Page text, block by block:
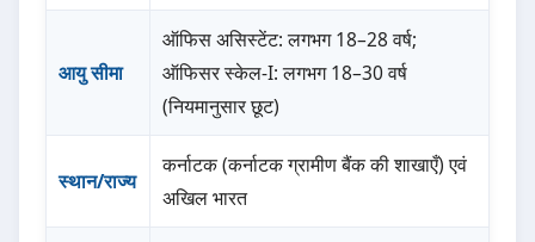
आयु सीमा
ऑफिस असिस्टेंट: लगभग 18–28 वर्ष;
ऑफिसर स्केल-I: लगभग 18–30 वर्ष
(नियमानुसार छूट)
स्थान/राज्य
कर्नाटक (कर्नाटक ग्रामीण बैंक की शाखाएँ) एवं
अखिल भारत